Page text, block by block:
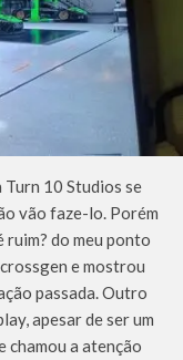
10 Studios se
vão faze-lo. Porém
do meu ponto
e mostrou
passada. Outro
apesar de ser um
chamou a atenção